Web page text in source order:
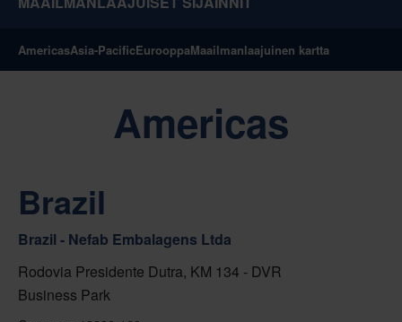
AmericasAsia-PacificEurooppaMaailmanlaajuinen kartta
Americas
Brazil
Brazil - Nefab Embalagens Ltda
Rodovia Presidente Dutra, KM 134 - DVR
Business Park